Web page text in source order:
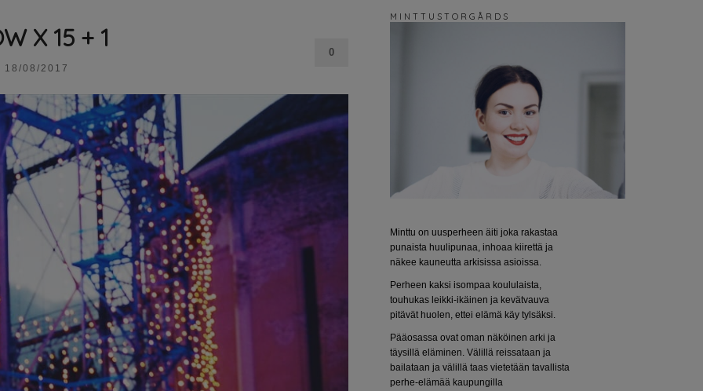
X 15 + 1
18/08/2017
0
M I N T T U S T O R G Å R D S
Minttu on uusperheen äiti joka rakastaa
punaista huulipunaa, inhoaa kiirettä ja
näkee kauneutta arkisissa asioissa.
Perheen kaksi isompaa koululaista,
touhukas leikki-ikäinen ja kevätvauva
pitävät huolen, ettei elämä käy tylsäksi.
Pääosassa ovat oman näköinen arki ja
täysillä eläminen. Välillä reissataan ja
bailataan ja välillä taas vietetään tavallista
perhe-elämää kaupungilla